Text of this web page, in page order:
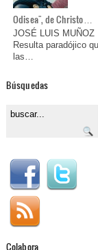
Odisea", de Christo…
JOSÉ LUIS MUÑOZ
Resulta paradójico
las…
Búsquedas
Colabora